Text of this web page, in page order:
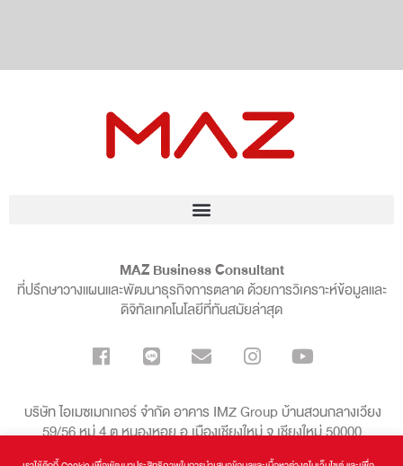
MAZ Business Consultant
ที่ปรึกษาวางแผนและพัฒนาธุรกิจการตลาด ด้วยการวิเคราะห์ข้อมูลและ
ดิจิทัลเทคโนโลยีที่ทันสมัยล่าสุด
บริษัท ไอเมซเมกเกอร์ จำกัด อาคาร IMZ Group บ้านสวนกลางเวียง
59/56 หมู่ 4 ต.หนองหอย อ.เมืองเชียงใหม่ จ.เชียงใหม่ 50000